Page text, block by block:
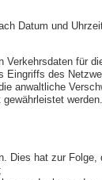
Datum und
für
Eingriffs des
anwaltliche
werden.
Dies hat zur Folge,